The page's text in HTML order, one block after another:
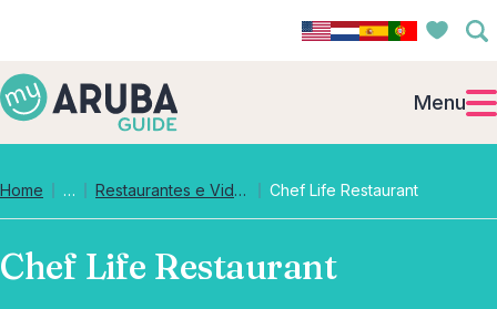
Menu
Home … Collapsed breadcrumb levels
Restaurantes e Vida Noturna Chef Life Restaurant
Chef Life Restaurant